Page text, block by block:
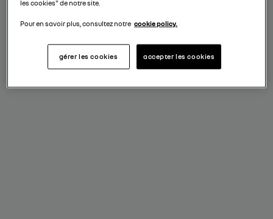
sélectionnez un distributeur
les cookies" de notre site.
Pour en savoir plus, consultez notre cookie policy.
accepter les cookies
gérer les cookies